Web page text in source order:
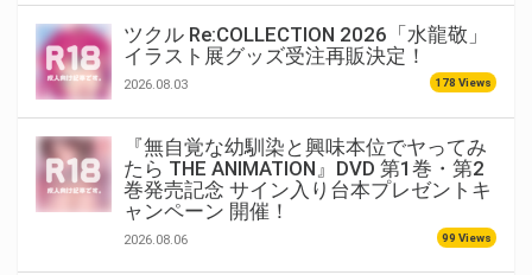
ツクル Re:COLLECTION 2026「水龍敬」
イラスト展グッズ受注再販決定！
2026.08.03 178 Views
『無自覚な幼馴染と興味本位でヤってみ
たら THE ANIMATION』DVD 第1巻・第2
巻発売記念 サイン入り台本プレゼントキ
ャンペーン 開催！
2026.08.06 99 Views